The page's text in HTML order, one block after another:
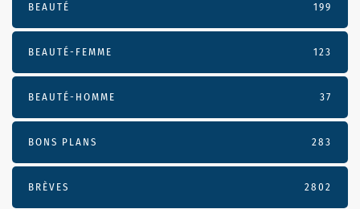
BEAUTÉ 199
BEAUTÉ-FEMME 123
BEAUTÉ-HOMME 37
BONS PLANS 283
BRÈVES 2802